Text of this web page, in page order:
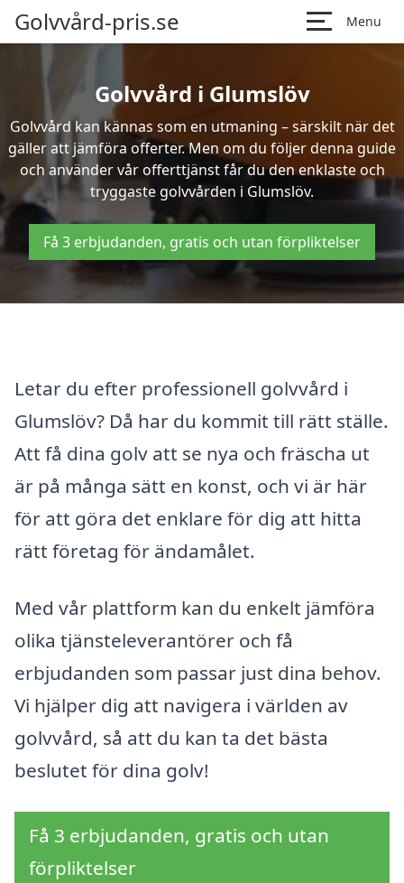
Golvvård-pris.se Menu
Golvvård i Glumslöv
Golvvård kan kännas som en utmaning – särskilt när det
gäller att jämföra offerter. Men om du följer denna guide
och använder vår offerttjänst får du den enklaste och
tryggaste golvvården i Glumslöv.
Få 3 erbjudanden, gratis och utan förpliktelser
Letar du efter professionell golvvård i
Glumslöv? Då har du kommit till rätt ställe.
Att få dina golv att se nya och fräscha ut
är på många sätt en konst, och vi är här
för att göra det enklare för dig att hitta
rätt företag för ändamålet.
Med vår plattform kan du enkelt jämföra
olika tjänsteleverantörer och få
erbjudanden som passar just dina behov.
Vi hjälper dig att navigera i världen av
golvvård, så att du kan ta det bästa
beslutet för dina golv!
Få 3 erbjudanden, gratis och utan
förpliktelser